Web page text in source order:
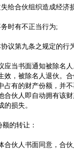
给合伙组织造成经济
时有不正当行为;
议第九条之规定的行
应当书面通知被除名
效，被除名人退伙。
占有的财产份额，并
合伙人即自动拥有该
的损失。
的转让：
合伙人书面同意，合